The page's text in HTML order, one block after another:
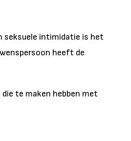
seksuele intimidatie is het
heeft de
te maken hebben met